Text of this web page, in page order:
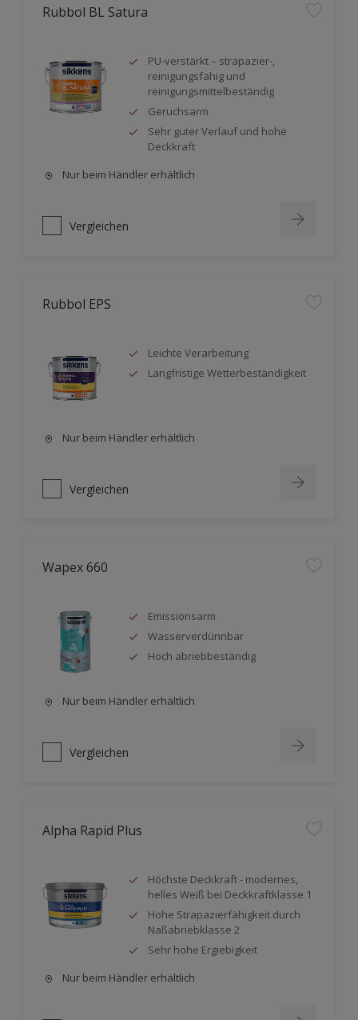
Rubbol BL Satura
PU-verstärkt – strapazier-,
reinigungsfähig und
reinigungsmittelbeständig
Geruchsarm
Sehr guter Verlauf und hohe
Deckkraft
Nur beim Händler erhältlich
Vergleichen
Rubbol EPS
Leichte Verarbeitung
Langfristige Wetterbeständigkeit
Nur beim Händler erhältlich
Vergleichen
Wapex 660
Emissionsarm
Wasserverdünnbar
Hoch abriebbeständig
Nur beim Händler erhältlich
Vergleichen
Alpha Rapid Plus
Höchste Deckkraft - modernes,
helles Weiß bei Deckkraftklasse 1
Hohe Strapazierfähigkeit durch
Naßabriebklasse 2
Sehr hohe Ergiebigkeit
Nur beim Händler erhältlich